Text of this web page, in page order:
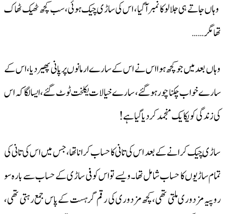
وہاں جاتے ہی جلالو کا نمبر آگیا، اس کی ساڑی چیک ہوئی، سب کچھ ٹھیک ٹھاک
تھا مگر……
وہاں بعد میں جو کچھ ہوا اس نے اس کے سارے ارمانوں پر پانی پھیر دیا، اس کے
سارے خواب چکنا چور ہوگئے، سارے خیالات یکلخت ٹوٹ گئے، ایسا لگا کہ اس
کی زندگی کو یکایک منجمد کردیا گیا ہے!
ساڑی چیک کرانے کے بعد اس کی تانی کا حساب کرانا تھا، جس میں اس کی تانی کی
تمام ساڑیوں کا حساب شامل تھا۔ ویسے تو اس کو فی ساڑی کے حساب سے بارہ سو
روپیہ مزدوری ملتی تھی، کچھ مزدوری کی رقم گرہست کے پاس جمع رہتی تھی،